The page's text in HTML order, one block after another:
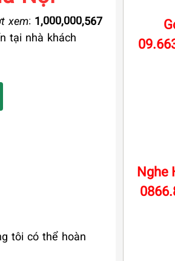
xem: 1,000,000,567
tại nhà khách
tôi có thể hoàn
Nghe